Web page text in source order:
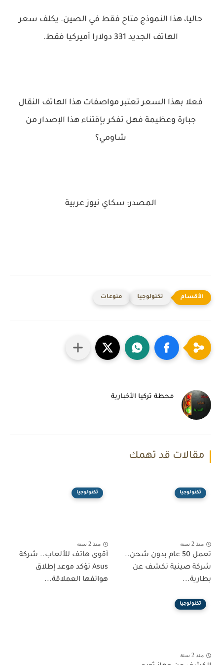
حاليا، هذا النموذج متاح فقط في الصين. يكلف سعر
الهاتف الجديد 331 دولارا أميركيا فقط.
فعلا بهذا السعر تعتبر مواصفات هذا الهاتف النقال
جبارة وعظيمة فهل تفكر بإقتناء هذا الإصدار من
شاومي؟
المصدر: سكاي نيوز عربية
تكنولوجيا منوعات
محطة تركيا الأخبارية
مقالات قد تهمك
تكنولوجيا
منذ 2 سنة
تعمل 50 عام بدون شحن..
شركة صينية تكشف عن
بطارية...
تكنولوجيا
منذ 2 سنة
أقوى هاتف للألعاب.. شركة
Asus تؤكد موعد إطلاق
هواتفها العملاقة...
تكنولوجيا
منذ 2 سنة